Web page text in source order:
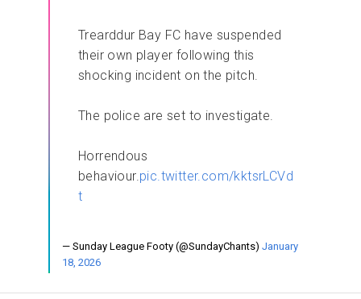
Trearddur Bay FC have suspended
their own player following this
shocking incident on the pitch.
The police are set to investigate.
Horrendous
behaviour. pic.twitter.com/kktsrLCVd
t
— Sunday League Footy (@SundayChants) January
18, 2026